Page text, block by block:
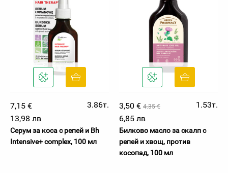
7,15 €
3.86т.
13,98 лв
Серум за коса с репей и Bh
Intensive+ complex, 100 мл
3,50 € 4.35 €
1.53т.
6,85 лв
Билково масло за скалп с
репей и хвощ, против
косопад, 100 мл